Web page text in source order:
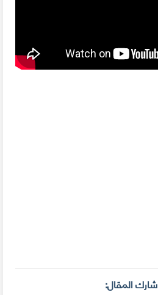
شارك المقال: